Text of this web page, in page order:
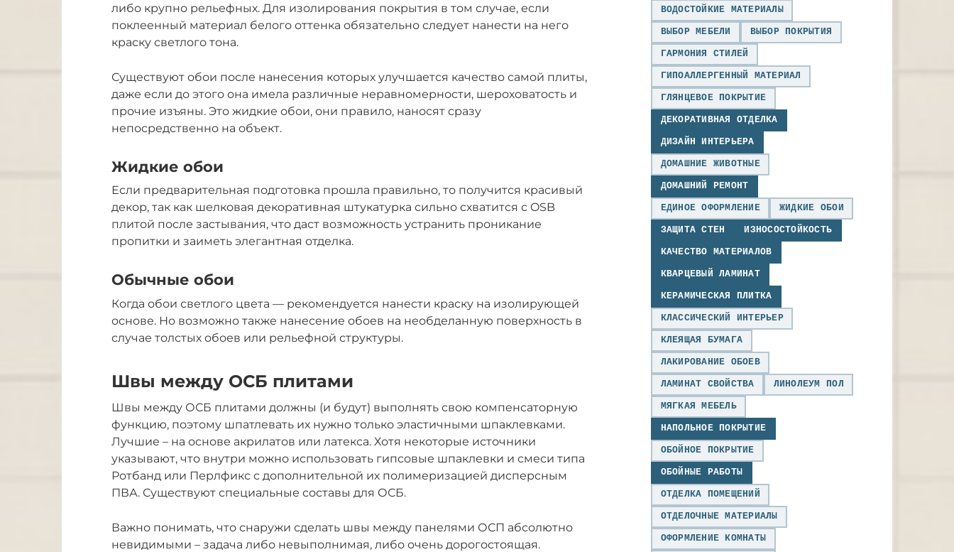
либо крупно рельефных. Для изолирования покрытия в том случае, если
поклеенный материал белого оттенка обязательно следует нанести на него
краску светлого тона.
Существуют обои после нанесения которых улучшается качество самой плиты,
даже если до этого она имела различные неравномерности, шероховатость и
прочие изъяны. Это жидкие обои, они правило, наносят сразу
непосредственно на объект.
Жидкие обои
Если предварительная подготовка прошла правильно, то получится красивый
декор, так как шелковая декоративная штукатурка сильно схватится с OSB
плитой после застывания, что даст возможность устранить проникание
пропитки и заиметь элегантная отделка.
Обычные обои
Когда обои светлого цвета — рекомендуется нанести краску на изолирующей
основе. Но возможно также нанесение обоев на необделанную поверхность в
случае толстых обоев или рельефной структуры.
Швы между ОСБ плитами
Швы между ОСБ плитами должны (и будут) выполнять свою компенсаторную
функцию, поэтому шпатлевать их нужно только эластичными шпаклевками.
Лучшие – на основе акрилатов или латекса. Хотя некоторые источники
указывают, что внутри можно использовать гипсовые шпаклевки и смеси типа
Ротбанд или Перлфикс с дополнительной их полимеризацией дисперсным
ПВА. Существуют специальные составы для ОСБ.
Важно понимать, что снаружи сделать швы между панелями ОСП абсолютно
невидимыми – задача либо невыполнимая, либо очень дорогостоящая.
ВОДОСТОЙКИЕ МАТЕРИАЛЫ
ВЫБОР МЕБЕЛИ ВЫБОР ПОКРЫТИЯ
ГАРМОНИЯ СТИЛЕЙ
ГИПОАЛЛЕРГЕННЫЙ МАТЕРИАЛ
ГЛЯНЦЕВОЕ ПОКРЫТИЕ
ДЕКОРАТИВНАЯ ОТДЕЛКА
ДИЗАЙН ИНТЕРЬЕРА
ДОМАШНИЕ ЖИВОТНЫЕ
ДОМАШНИЙ РЕМОНТ
ЕДИНОЕ ОФОРМЛЕНИЕ ЖИДКИЕ ОБОИ
ЗАЩИТА СТЕН ИЗНОСОСТОЙКОСТЬ
КАЧЕСТВО МАТЕРИАЛОВ
КВАРЦЕВЫЙ ЛАМИНАТ
КЕРАМИЧЕСКАЯ ПЛИТКА
КЛАССИЧЕСКИЙ ИНТЕРЬЕР
КЛЕЯЩАЯ БУМАГА
ЛАКИРОВАНИЕ ОБОЕВ
ЛАМИНАТ СВОЙСТВА ЛИНОЛЕУМ ПОЛ
МЯГКАЯ МЕБЕЛЬ
НАПОЛЬНОЕ ПОКРЫТИЕ
ОБОЙНОЕ ПОКРЫТИЕ
ОБОЙНЫЕ РАБОТЫ
ОТДЕЛКА ПОМЕЩЕНИЙ
ОТДЕЛОЧНЫЕ МАТЕРИАЛЫ
ОФОРМЛЕНИЕ КОМНАТЫ